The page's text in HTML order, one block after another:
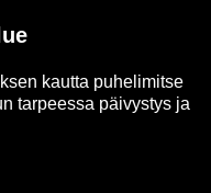
kaut­ta pu­he­li­mit­se
tar­pees­sa päi­vys­tys ja